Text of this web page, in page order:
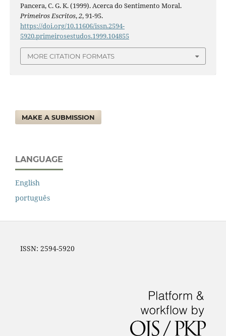
Pancera, C. G. K. (1999). Acerca do Sentimento Moral.
Primeiros Escritos,2, 91-95.
https://doi.org/10.11606/issn.2594-
5920.primeirosestudos.1999.104855
MORE CITATION FORMATS
MAKE A SUBMISSION
LANGUAGE
English
português
ISSN: 2594-5920